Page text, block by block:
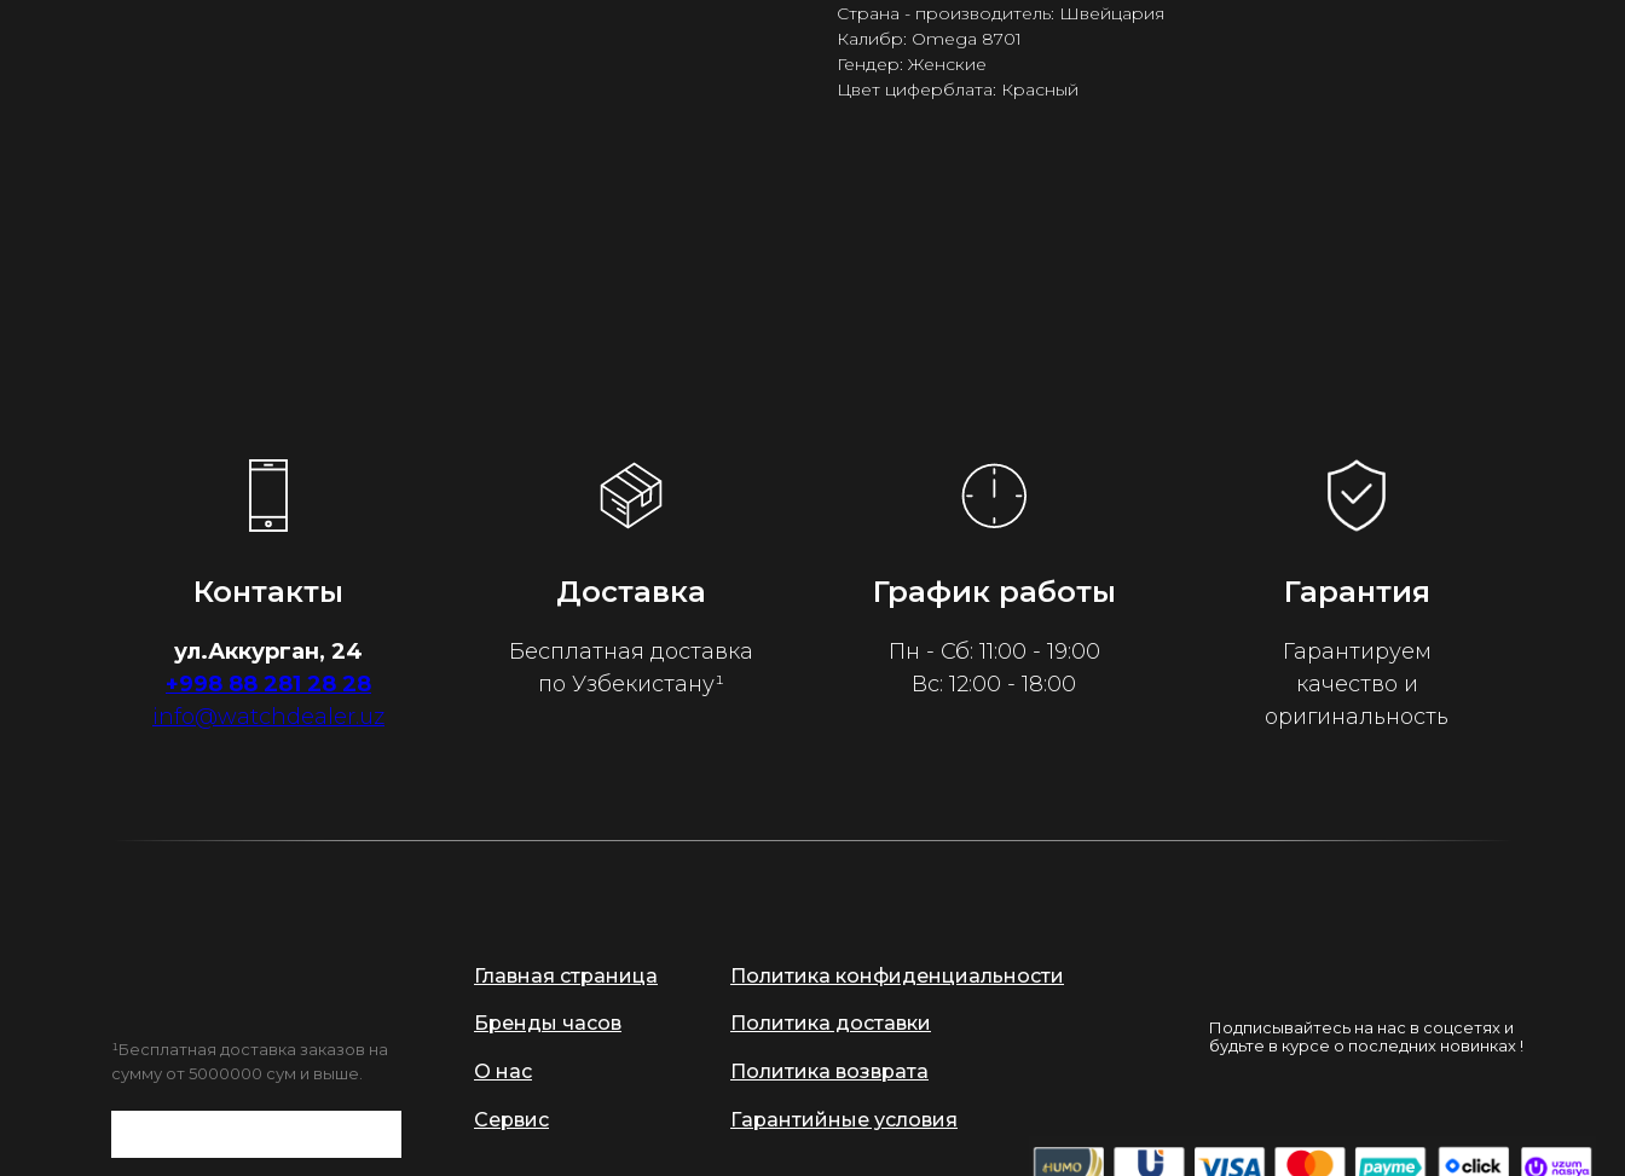
Страна - производитель: Швейцария
Калибр: Omega 8701
Гендер: Женские
Цвет циферблата: Красный
Контакты
ул.Аккурган, 24
+998 88 281 28 28
info@watchdealer.uz
Доставка
Бесплатная доставка
по Узбекистану¹
График работы
Пн - Сб: 11:00 - 19:00
Вс: 12:00 - 18:00
Гарантия
Гарантируем
качество и
оригинальность
Подписывайтесь на нас в соцсетях и
будьте в курсе о последних новинках !
Главная страница
Бренды часов
О нас
Сервис
¹Бесплатная доставка заказов на
сумму от 5000000 сум и выше.
Политика конфиденциальности
Политика доставки
Политика возврата
Гарантийные условия